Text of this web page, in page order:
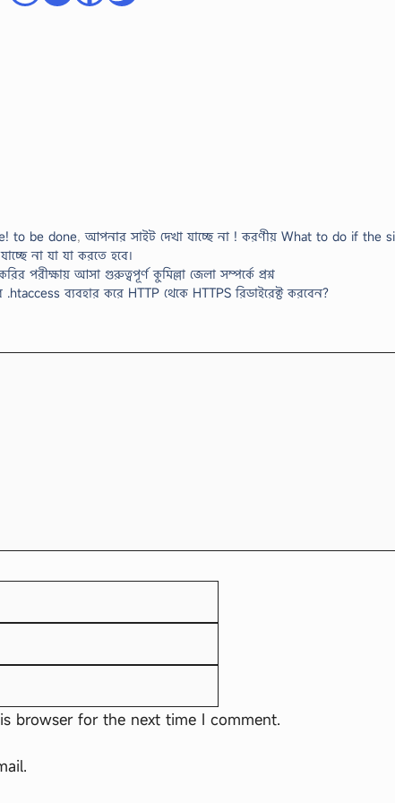
to be done,আপনার সাইট দেখা যাচ্ছে না ! করণীয় What to do if the
না যা যা করতে হবে।
পরীক্ষায় আসা গুরুত্বপূর্ণ কুমিল্লা জেলা সম্পর্কে প্রশ্ন
ব্যবহার করে HTTP থেকে HTTPS রিডাইরেক্ট করবেন?
browser for the next time I comment.